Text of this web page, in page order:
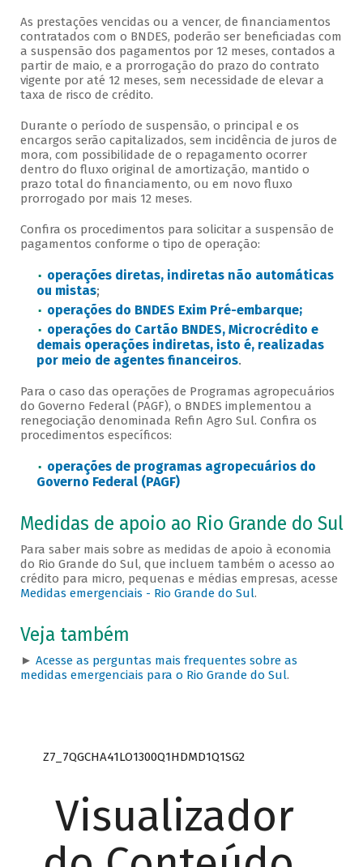
As prestações vencidas ou a vencer, de financiamentos
contratados com o BNDES, poderão ser beneficiadas com
a suspensão dos pagamentos por 12 meses, contados a
partir de maio, e a prorrogação do prazo do contrato
vigente por até 12 meses, sem necessidade de elevar a
taxa de risco de crédito.
Durante o período de suspensão, o principal e os
encargos serão capitalizados, sem incidência de juros de
mora, com possibilidade de o repagamento ocorrer
dentro do fluxo original de amortização, mantido o
prazo total do financiamento, ou em novo fluxo
prorrogado por mais 12 meses.
Confira os procedimentos para solicitar a suspensão de
pagamentos conforme o tipo de operação:
operações diretas, indiretas não automáticas
ou mistas;
operações do BNDES Exim Pré-embarque;
operações do Cartão BNDES, Microcrédito e
demais operações indiretas, isto é, realizadas
por meio de agentes financeiros.
Para o caso das operações de Programas agropecuários
do Governo Federal (PAGF), o BNDES implementou a
renegociação denominada Refin Agro Sul. Confira os
procedimentos específicos:
operações de programas agropecuários do
Governo Federal (PAGF)
Medidas de apoio ao Rio Grande do Sul
Para saber mais sobre as medidas de apoio à economia
do Rio Grande do Sul, que incluem também o acesso ao
crédito para micro, pequenas e médias empresas, acesse
Medidas emergenciais - Rio Grande do Sul.
Veja também
► Acesse as perguntas mais frequentes sobre as
medidas emergenciais para o Rio Grande do Sul.
Z7_7QGCHA41LO1300Q1HDMD1Q1SG2
Visualizador